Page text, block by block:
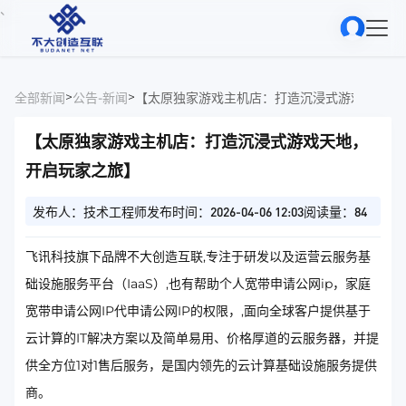
、
全部新闻>公告-新闻> 【太原独家游戏主机店：打造沉浸式游戏天地
【太原独家游戏主机店：打造沉浸式游戏天地，
开启玩家之旅】
发布人：技术工程师发布时间：2026-04-06 12:03阅读量：84
飞讯科技旗下品牌不大创造互联,专注于研发以及运营云服务基
础设施服务平台（IaaS）,也有帮助个人宽带申请公网ip，家庭
宽带申请公网IP代申请公网IP的权限，,面向全球客户提供基于
云计算的IT解决方案以及简单易用、价格厚道的云服务器，并提
供全方位1对1售后服务，是国内领先的云计算基础设施服务提供
商。